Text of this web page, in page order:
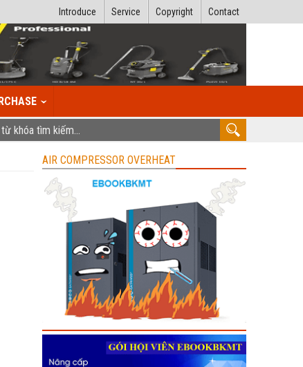
Contact
Copyright
Service
Introduce
AIR COMPRESSOR OVERHEAT